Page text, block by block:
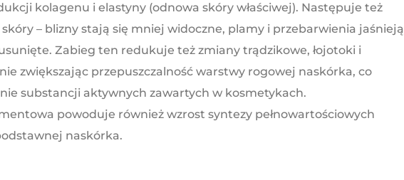
kolagenu i elastyny (odnowa skóry właściwej). Następuje też
– blizny stają się mniej widoczne, plamy i przebarwienia jaśnieją
Zabieg ten redukuje też zmiany trądzikowe, łojotoki i
zwiększając przepuszczalność warstwy rogowej naskórka, co
substancji aktywnych zawartych w kosmetykach.
powoduje również wzrost syntezy pełnowartościowych
naskórka.